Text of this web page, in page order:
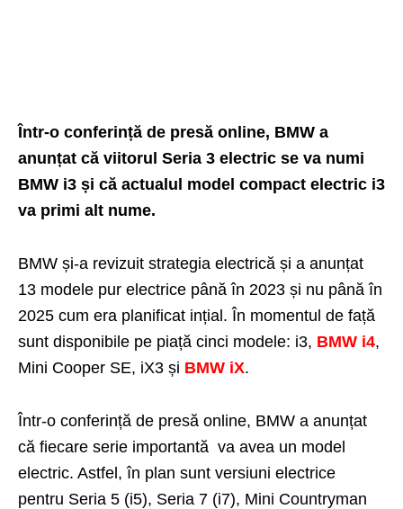
Într-o conferință de presă online, BMW a
anunțat că viitorul Seria 3 electric se va numi
BMW i3 și că actualul model compact electric i3
va primi alt nume.
BMW și-a revizuit strategia electrică și a anunțat
13 modele pur electrice până în 2023 și nu până în
2025 cum era planificat ințial. În momentul de față
sunt disponibile pe piață cinci modele: i3, BMW i4,
Mini Cooper SE, iX3 și BMW iX.
Într-o conferință de presă online, BMW a anunțat
că fiecare serie importantă va avea un model
electric. Astfel, în plan sunt versiuni electrice
pentru Seria 5 (i5), Seria 7 (i7), Mini Countryman